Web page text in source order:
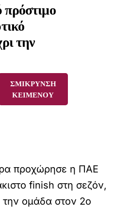
την
ΣΜΙΚΡΥΝΣΗ
ΚΕΙΜΕΝΟΥ
προχώρησε η ΠΑΕ
finish στη σεζόν,
την ομάδα στον 2ο